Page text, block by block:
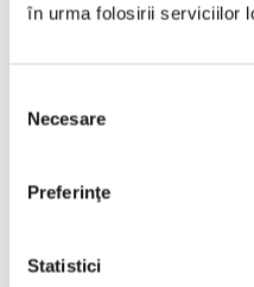
în urma folosirii serviciilor
consimțământului
Necesare
Preferinţe
Statistici
lume